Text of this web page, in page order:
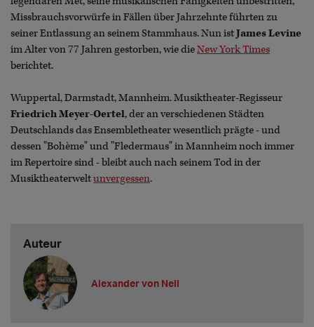
Missbrauchsvorwürfe in Fällen über Jahrzehnte führten zu
seiner Entlassung an seinem Stammhaus. Nun istJames Levine
im Alter von 77 Jahren gestorben, wie dieNew York Times
berichtet.
Wuppertal, Darmstadt, Mannheim. Musiktheater-Regisseur
Friedrich Meyer-Oertel, der an verschiedenen Städten
Deutschlands das Ensembletheater wesentlich prägte - und
dessen "Bohème" und "Fledermaus" in Mannheim noch immer
im Repertoire sind - bleibt auch nach seinem Tod in der
Musiktheaterweltunvergessen.
Auteur
Alexander von Nell